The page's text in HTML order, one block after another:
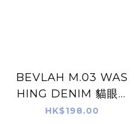
BEVLAH M.03 WAS
HING DENIM 貓眼G
el
HK$198.00